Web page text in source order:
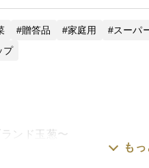
贈答品 家庭用 スーパ
プ
玉葱〜
も